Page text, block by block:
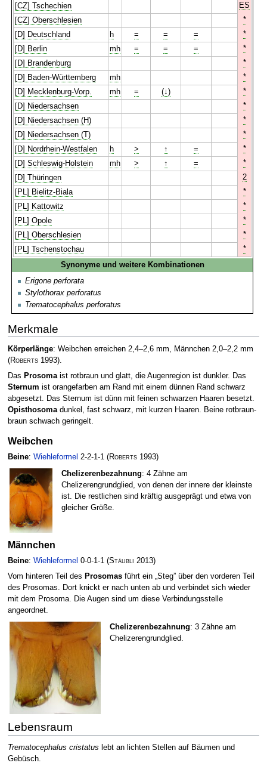
[CZ] Tschechien
ES
[CZ] Oberschlesien
*
[D] Deutschland
h = = =
*
[D] Berlin
mh = = =
*
[D] Brandenburg
*
[D] Baden-Württemberg
mh
*
[D] Mecklenburg-Vorp.
mh = (↓)
*
[D] Niedersachsen
*
[D] Niedersachsen (H)
*
[D] Niedersachsen (T)
*
[D] Nordrhein-Westfalen
h > ↑ =
*
[D] Schleswig-Holstein
mh > ↑ =
*
[D] Thüringen
2
[PL] Bielitz-Biala
*
[PL] Kattowitz
*
[PL] Opole
*
[PL] Oberschlesien
*
[PL] Tschenstochau
*
Synonyme und weitere Kombinationen
Erigone perforata
Stylothorax perforatus
Trematocephalus perforatus
Merkmale
Körperlänge: Weibchen erreichen 2,4–2,6 mm, Männchen 2,0–2,2 mm
(Roberts1993).
Das Prosomaist rotbraun und glatt, die Augenregion ist dunkler. Das
Sternum ist orangefarben am Rand mit einem dünnen Rand schwarz
abgesetzt. Das Sternum ist dünn mit feinen schwarzen Haaren besetzt.
Opisthosomadunkel, fast schwarz, mit kurzen Haaren. Beine rotbraun-
braun schwach geringelt.
Weibchen
Beine: Wiehleformel 2-2-1-1 (Roberts1993)
Chelizerenbezahnung: 4 Zähne am
Chelizerengrundglied, von denen der innere der kleinste
ist. Die restlichen sind kräftig ausgeprägt und etwa von
gleicher Größe.
Männchen
Beine: Wiehleformel 0-0-1-1 (Stäubli 2013)
Vom hinteren Teil des Prosomasführt ein „Steg” über den vorderen Teil
des Prosomas. Dort knickt er nach unten ab und verbindet sich wieder
mit dem Prosoma. Die Augen sind um diese Verbindungsstelle
angeordnet.
Chelizerenbezahnung: 3 Zähne am
Chelizerengrundglied.
Lebensraum
Trematocephalus cristatus lebt an lichten Stellen auf Bäumen und
Gebüsch.